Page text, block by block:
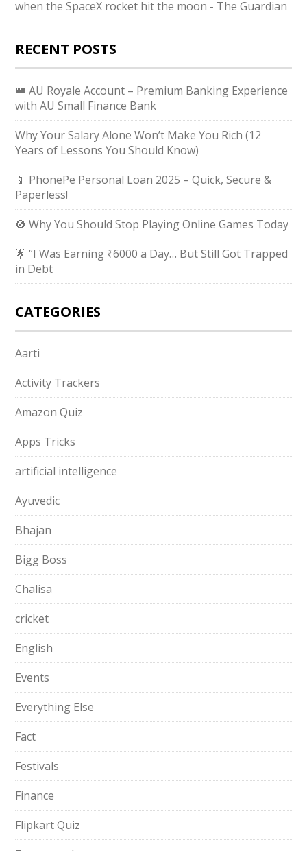
when the SpaceX rocket hit the moon - The Guardian
RECENT POSTS
👑 AU Royale Account – Premium Banking Experience
with AU Small Finance Bank
Why Your Salary Alone Won’t Make You Rich (12
Years of Lessons You Should Know)
📱 PhonePe Personal Loan 2025 – Quick, Secure &
Paperless!
🚫 Why You Should Stop Playing Online Games Today
🌟 “I Was Earning ₹6000 a Day… But Still Got Trapped
in Debt
CATEGORIES
Aarti
Activity Trackers
Amazon Quiz
Apps Tricks
artificial intelligence
Ayuvedic
Bhajan
Bigg Boss
Chalisa
cricket
English
Events
Everything Else
Fact
Festivals
Finance
Flipkart Quiz